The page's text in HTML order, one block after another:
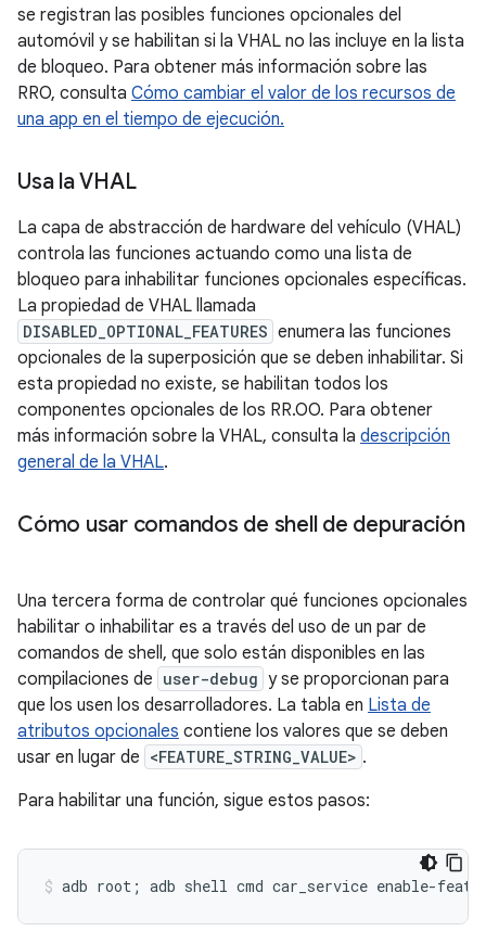
se registran las posibles funciones opcionales del
automóvil y se habilitan si la VHAL no las incluye en la lista
de bloqueo. Para obtener más información sobre las
RRO, consulta Cómo cambiar el valor de los recursos de
una app en el tiempo de ejecución.
Usa la VHAL
La capa de abstracción de hardware del vehículo (VHAL)
controla las funciones actuando como una lista de
bloqueo para inhabilitar funciones opcionales específicas.
La propiedad de VHAL llamada
DISABLED_OPTIONAL_FEATURES enumera las funciones
opcionales de la superposición que se deben inhabilitar. Si
esta propiedad no existe, se habilitan todos los
componentes opcionales de los RR.OO. Para obtener
más información sobre la VHAL, consulta la descripción
general de la VHAL.
Cómo usar comandos de shell de depuración
Una tercera forma de controlar qué funciones opcionales
habilitar o inhabilitar es a través del uso de un par de
comandos de shell, que solo están disponibles en las
compilaciones de user-debug y se proporcionan para
que los usen los desarrolladores. La tabla en Lista de
atributos opcionales contiene los valores que se deben
usar en lugar de <FEATURE_STRING_VALUE> .
Para habilitar una función, sigue estos pasos: